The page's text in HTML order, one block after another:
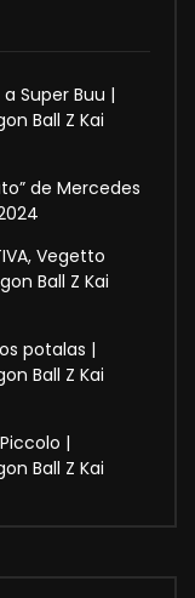
Super Buu |
Ball Z Kai
de Mercedes
Vegetto
Ball Z Kai
potalas |
Ball Z Kai
|
Ball Z Kai